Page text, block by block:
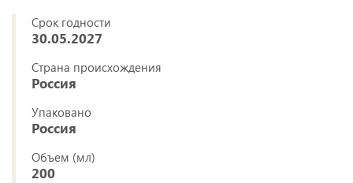
Срок годности
30.05.2027
Страна происхождения
Россия
Упаковано
Россия
Объем (мл)
200